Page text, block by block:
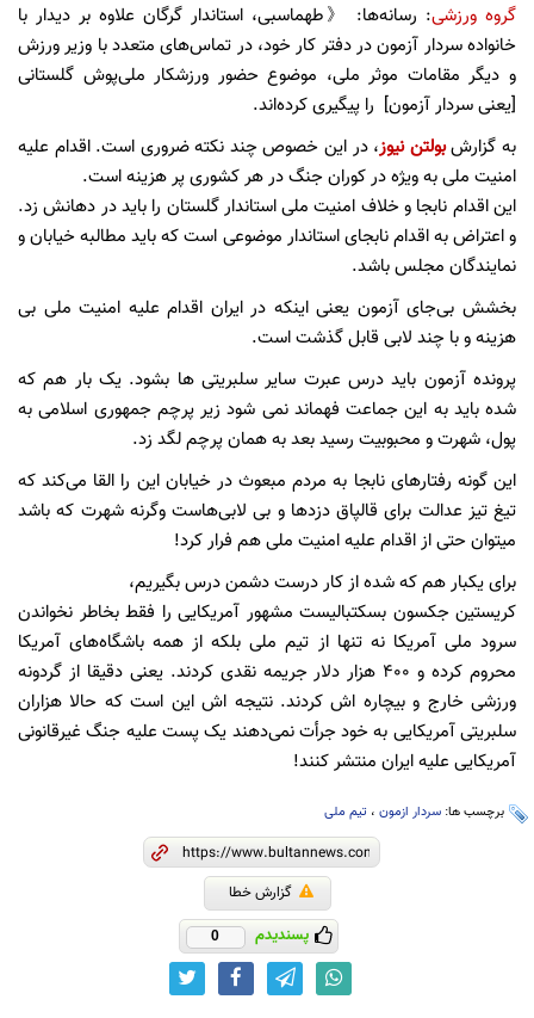
گروه ورزشی: رسانه‌ها: 《طهماسبی، استاندار گرگان علاوه بر دیدار با
خانواده سردار آزمون در دفتر کار خود، در تماس‌های متعدد با وزیر ورزش
و دیگر مقامات موثر ملی، موضوع حضور ورزشکار ملی‌پوش گلستانی
[یعنی سردار آزمون] را پیگیری کرده‌اند.
به گزارشبولتن نیوز، در این خصوص چند نکته ضروری است. اقدام علیه
امنیت ملی به ویژه در کوران جنگ در هر کشوری پر هزینه است.
این اقدام نابجا و خلاف امنیت ملی استاندار گلستان را باید در دهانش زد.
و اعتراض به اقدام نابجای استاندار موضوعی است که باید مطالبه خیابان و
نمایندگان مجلس باشد.
بخشش بی‌جای آزمون یعنی اینکه در ایران اقدام علیه امنیت ملی بی
هزینه و با چند لابی قابل گذشت است.
پرونده آزمون باید درس عبرت سایر سلبریتی ها بشود. یک بار هم که
شده باید به این جماعت فهماند نمی شود زیر پرچم جمهوری اسلامی به
پول، شهرت و محبوبیت رسید بعد به همان پرچم لگد زد.
این گونه رفتارهای نابجا به مردم مبعوث در خیابان این را القا می‌کند که
تیغ تیز عدالت برای قالپاق دزدها و بی لابی‌هاست وگرنه شهرت که باشد
میتوان حتی از اقدام علیه امنیت ملی هم فرار کرد!
برای یکبار هم که شده از کار درست دشمن درس بگیریم،
کریستین جکسون بسکتبالیست مشهور آمریکایی را فقط بخاطر نخواندن
سرود ملی آمریکا نه تنها از تیم ملی بلکه از همه باشگاه‌های آمریکا
محروم کرده و 400 هزار دلار جریمه نقدی کردند. یعنی دقیقا از گردونه
ورزشی خارج و بیچاره اش کردند. نتیجه اش این است که حالا هزاران
سلبریتی آمریکایی به خود جرأت نمی‌دهند یک پست علیه جنگ غیرقانونی
آمریکایی علیه ایران منتشر کنند!
برچسب ها: سردار ازمون ، تیم ملی
گزارش خطا
پسندیدم 0